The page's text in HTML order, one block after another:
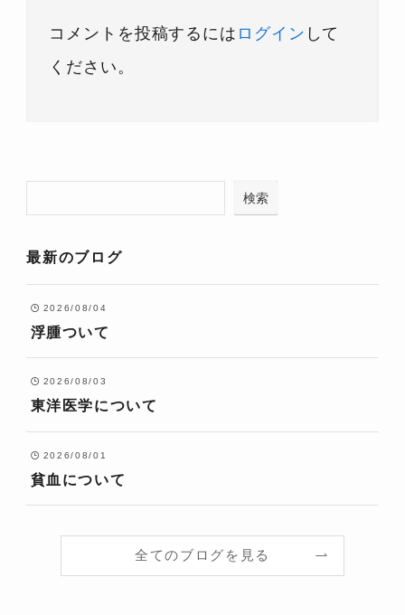
コメントを投稿するには ログイン して
ください。
検索
最新のブログ
2026/08/04
浮腫ついて
2026/08/03
東洋医学について
2026/08/01
貧血について
全てのブログを見る